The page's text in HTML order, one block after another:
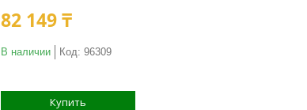
82 149 ₸
В наличии Код: 96309
Купить